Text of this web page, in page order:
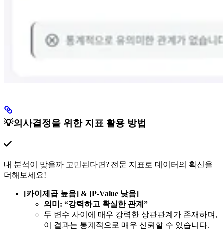
💡의사결정을 위한 지표 활용 방법
내 분석이 맞을까 고민된다면? 전문 지표로 데이터의 확신을
더해보세요!
[카이제곱 높음] & [P-Value 낮음]
의미: “강력하고 확실한 관계”
두 변수 사이에 매우 강력한 상관관계가 존재하며,
이 결과는 통계적으로 매우 신뢰할 수 있습니다.